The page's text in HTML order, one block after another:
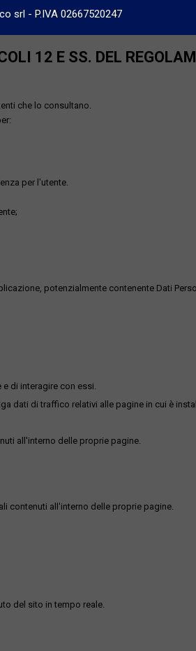
srl - P.IVA 02667520247
12 E SS. DEL
che lo consultano.
per l'utente.
potenzialmente contenente Dati
di interagire con essi.
dati di traffico relativi alle pagine in cui è
all'interno delle proprie pagine.
contenuti all'interno delle proprie pagine.
del sito in tempo reale.